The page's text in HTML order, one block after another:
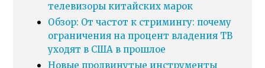
телевизоры китайских марок
Обзор: От частот к стримингу: почему
ограничения на процент владения ТВ
уходят в США в прошлое
Новые продвинутые инструменты